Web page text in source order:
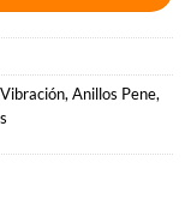
, Anillos Pene,